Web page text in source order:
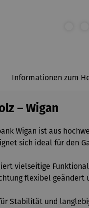
Informationen zum
– Wigan
Wigan ist aus
sich ideal für den
vielseitige
flexibel geändert
Stabilität und